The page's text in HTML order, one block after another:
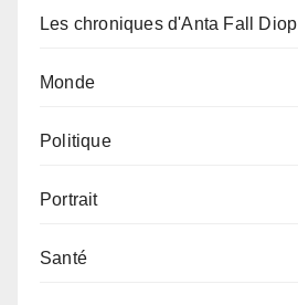
Les chroniques d'Anta Fall Diop
Monde
Politique
Portrait
Santé